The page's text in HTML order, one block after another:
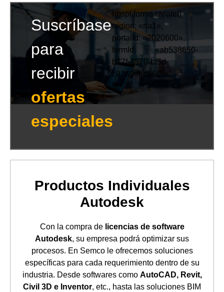
Suscríbase
para
recibir
ofertas
especiales
hbspt.forms.create({
region: «na1»,
portalId: «2020600»,
formId: «ab538650-
b77f-4570-bf5d-
c8260dbd56f3»
});
Productos Individuales
Autodesk
Con la compra de licencias de software
Autodesk, su empresa podrá optimizar sus
procesos. En Semco le ofrecemos soluciones
específicas para cada requerimiento dentro de su
industria. Desde softwares como AutoCAD, Revit,
Civil 3D e Inventor, etc., hasta las soluciones BIM